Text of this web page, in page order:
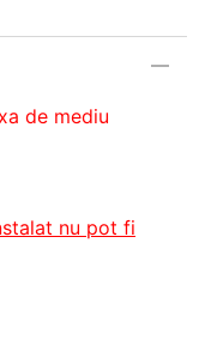
de mediu
nu pot fi